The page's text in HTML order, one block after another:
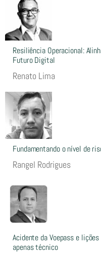
Resiliência Operacional:
Futuro Digital
Renato Lima
Fundamentando o nível de
Rangel Rodrigues
Acidente da Voepass e
apenas técnico